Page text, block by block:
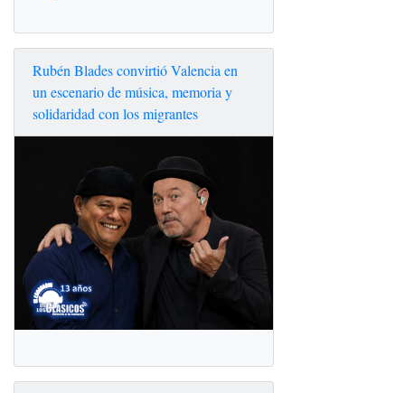
Rubén Blades convirtió Valencia en
un escenario de música, memoria y
solidaridad con los migrantes